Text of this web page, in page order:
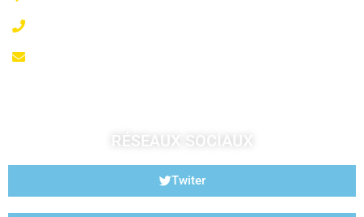
RÉSEAUX SOCIAUX
Twiter